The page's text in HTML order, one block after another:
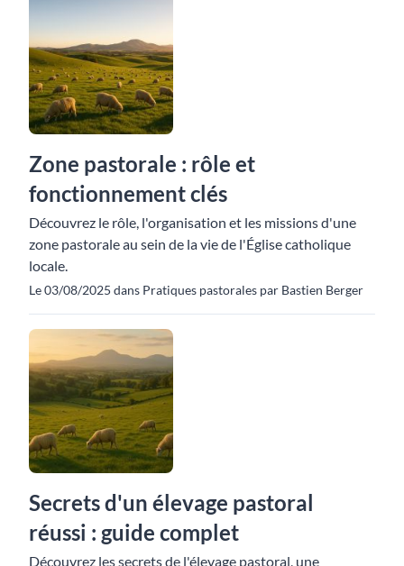
Zone pastorale : rôle et
fonctionnement clés
Découvrez le rôle, l'organisation et les missions d'une
zone pastorale au sein de la vie de l'Église catholique
locale.
Le 03/08/2025 dans Pratiques pastorales par Bastien Berger
Secrets d'un élevage pastoral
réussi : guide complet
Découvrez les secrets de l'élevage pastoral, une